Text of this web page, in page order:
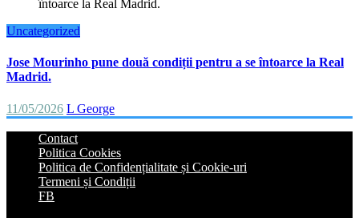
Uncategorized
Jose Mourinho pune două condiții pentru a se întoarce la Real
Madrid.
11/05/2026 L George
Contact
Politica Cookies
Politica de Confidențialitate și Cookie-uri
Termeni și Condiții
FB